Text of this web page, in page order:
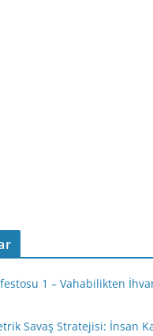
1 – Vahabilikten
Savaş Stratejisi: İnsan